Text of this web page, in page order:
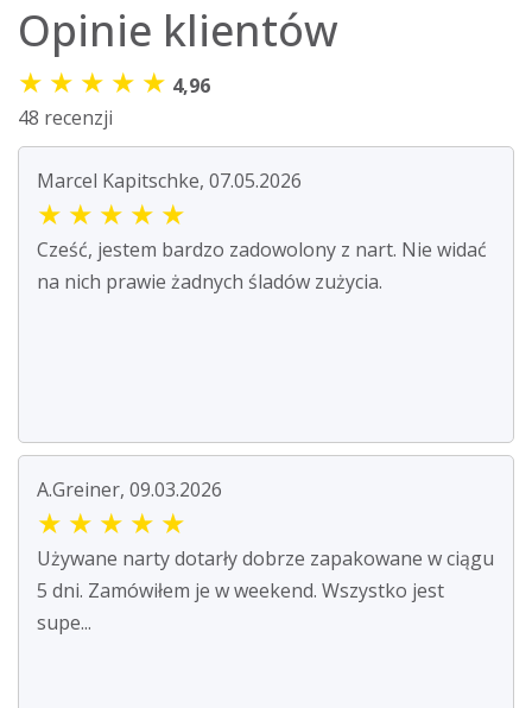
Opinie klientów
★ ★ ★ ★ ★ 4,96
48 recenzji
Marcel Kapitschke, 07.05.2026
★ ★ ★ ★ ★
Cześć, jestem bardzo zadowolony z nart. Nie widać
na nich prawie żadnych śladów zużycia.
A.Greiner, 09.03.2026
★ ★ ★ ★ ★
Używane narty dotarły dobrze zapakowane w ciągu
5 dni. Zamówiłem je w weekend. Wszystko jest
supe...